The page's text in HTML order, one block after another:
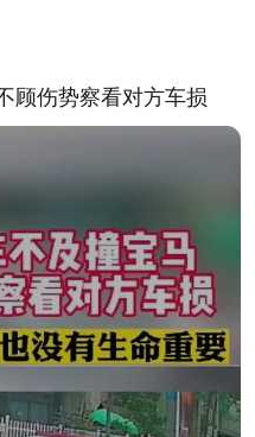
顾伤势察看对方车损